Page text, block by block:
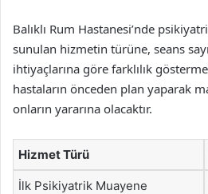
Balıklı Rum Hastanesi’nde
sunulan hizmetin türüne, seans
ihtiyaçlarına göre farklılık
hastaların önceden plan yaparak
onların yararına olacaktır.
Hizmet Türü
İlk Psikiyatrik Muayene